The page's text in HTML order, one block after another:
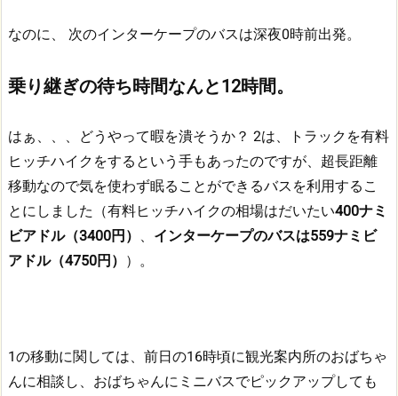
なのに、 次のインターケープのバスは深夜0時前出発。
乗り継ぎの待ち時間なんと12時間。
はぁ、、、どうやって暇を潰そうか？ 2は、トラックを有料
ヒッチハイクをするという手もあったのですが、超長距離
移動なので気を使わず眠ることができるバスを利用するこ
とにしました（有料ヒッチハイクの相場はだいたい400ナミ
ビアドル（3400円） 、 インターケープのバスは559ナミビ
アドル（4750円） ）。
1の移動に関しては、前日の16時頃に観光案内所のおばちゃ
んに相談し、おばちゃんにミニバスでピックアップしても